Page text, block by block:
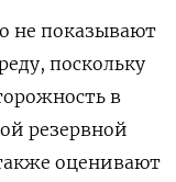
не показывают
поскольку
в
резервной
оценивают